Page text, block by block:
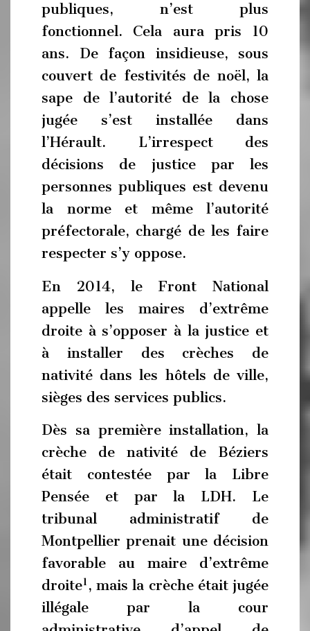
publiques, n’est plus
fonctionnel. Cela aura pris 10
ans. De façon insidieuse, sous
couvert de festivités de noël, la
sape de l’autorité de la chose
jugée s’est installée dans
l’Hérault. L’irrespect des
décisions de justice par les
personnes publiques est devenu
la norme et même l’autorité
préfectorale, chargé de les faire
respecter s’y oppose.
En 2014, le Front National
appelle les maires d’extrême
droite à s’opposer à la justice et
à installer des crèches de
nativité dans les hôtels de ville,
sièges des services publics.
Dès sa première installation, la
crèche de nativité de Béziers
était contestée par la Libre
Pensée et par la LDH. Le
tribunal administratif de
Montpellier prenait une décision
favorable au maire d’extrême
droite1 , mais la crèche était jugée
illégale par la cour